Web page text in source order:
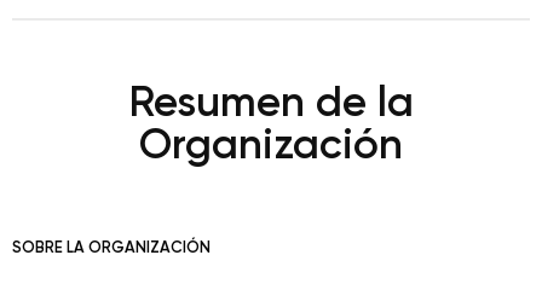
Resumen de la
Organización
SOBRE LA ORGANIZACIÓN